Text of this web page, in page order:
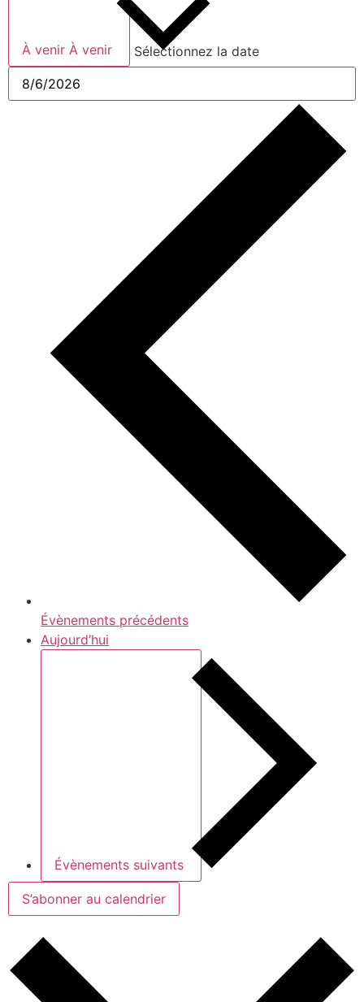
À venir À venir Sélectionnez la date
Évènements précédents
Aujourd’hui
Évènements suivants
S’abonner au calendrier